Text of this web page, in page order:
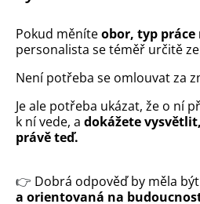
Pokud měníteobor, typ
personalista se téměř určitě
Není potřeba se omlouvat za
Je ale potřeba ukázat, že o ní
k ní vede, a dokážete
právě teď.
👉 Dobrá odpověď by měla být
a orientovaná na